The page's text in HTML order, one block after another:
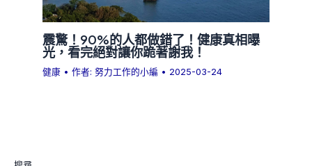
震驚！90%的人都做錯了！健康真相曝
光，看完絕對讓你跪著謝我！
健康 • 作者:努力工作的小編 • 2025-03-24